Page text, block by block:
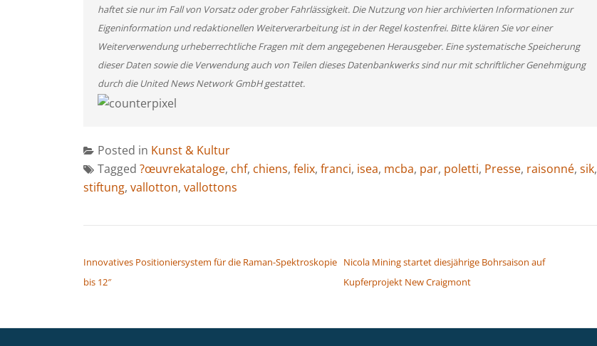
haftet sie nur im Fall von Vorsatz oder grober Fahrlässigkeit. Die Nutzung von hier archivierten Informationen zur
Eigeninformation und redaktionellen Weiterverarbeitung ist in der Regel kostenfrei. Bitte klären Sie vor einer
Weiterverwendung urheberrechtliche Fragen mit dem angegebenen Herausgeber. Eine systematische Speicherung
dieser Daten sowie die Verwendung auch von Teilen dieses Datenbankwerks sind nur mit schriftlicher Genehmigung
durch die United News Network GmbH gestattet.
Posted in Kunst & Kultur
Tagged ?œuvrekataloge, chf, chiens, felix, franci, isea, mcba, par, poletti, Presse, raisonné, sik,
stiftung, vallotton, vallottons
Innovatives Positioniersystem für die Raman-Spektroskopie
bis 12″
Nicola Mining startet diesjährige Bohrsaison auf
Kupferprojekt New Craigmont